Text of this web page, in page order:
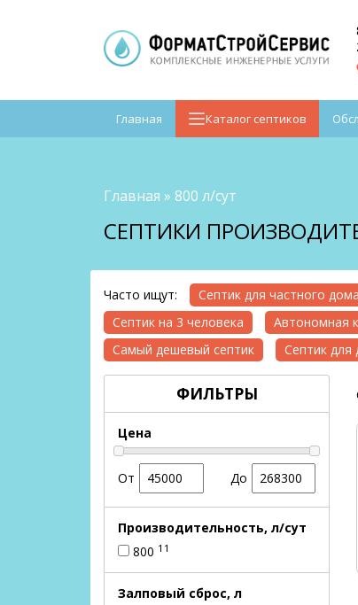
Главная Каталог септиков
Главная » 800 л/сут
СЕПТИКИ
Часто ищут: Септик для частного дома
Септик на 3 человека
Автономная
Самый дешевый септик
Септик для
ФИЛЬТРЫ
Цена
От До
Производительность, л/сут
800 11
Залповый сброс, л